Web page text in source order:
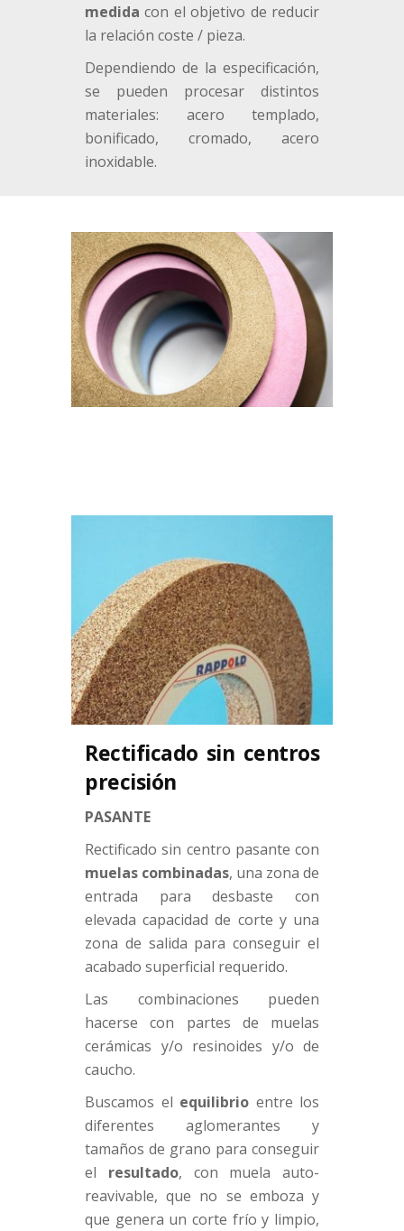
medida con el objetivo de reducir
la relación coste / pieza.
Dependiendo de la especificación,
se pueden procesar distintos
materiales: acero templado,
bonificado, cromado, acero
inoxidable.
Rectificado sin centros
precisión
PASANTE
Rectificado sin centro pasante con
muelas combinadas, una zona de
entrada para desbaste con
elevada capacidad de corte y una
zona de salida para conseguir el
acabado superficial requerido.
Las combinaciones pueden
hacerse con partes de muelas
cerámicas y/o resinoides y/o de
caucho.
Buscamos el equilibrio entre los
diferentes aglomerantes y
tamaños de grano para conseguir
el resultado, con muela auto-
reavivable, que no se emboza y
que genera un corte frío y limpio,